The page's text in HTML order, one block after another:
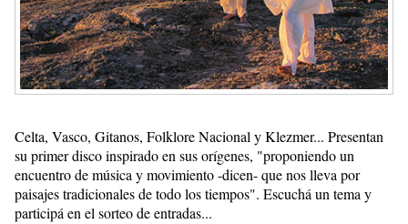
Celta, Vasco, Gitanos, Folklore Nacional y Klezmer... Presentan
su primer disco inspirado en sus orígenes, "proponiendo un
encuentro de música y movimiento -dicen- que nos lleva por
paisajes tradicionales de todo los tiempos". Escuchá un tema y
participá en el sorteo de entradas...